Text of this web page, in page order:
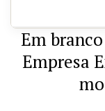
Em
Empresa